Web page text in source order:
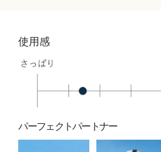
使用感
パーフェクトパートナー